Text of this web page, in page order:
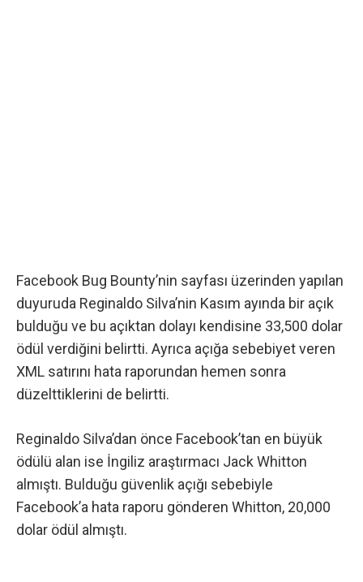
Facebook Bug Bounty’nin sayfası üzerinden yapılan
duyuruda Reginaldo Silva’nin Kasım ayında bir açık
bulduğu ve bu açıktan dolayı kendisine 33,500 dolar
ödül verdiğini belirtti. Ayrıca açığa sebebiyet veren
XML satırını hata raporundan hemen sonra
düzelttiklerini de belirtti.
Reginaldo Silva’dan önce Facebook’tan en büyük
ödülü alan ise İngiliz araştırmacı Jack Whitton
almıştı. Bulduğu güvenlik açığı sebebiyle
Facebook’a hata raporu gönderen Whitton, 20,000
dolar ödül almıştı.